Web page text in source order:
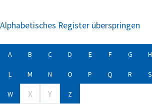
Alphabetisches Register überspringen
A B C D E F G H
L M N O P Q R S
W X Y Z